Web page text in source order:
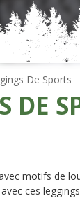
De Sports
DE
motifs de
ces